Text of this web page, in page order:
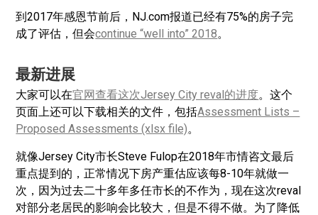
到2017年感恩节前后，NJ.com报道已经有75%的房子完
成了评估，但会continue “well into” 2018。
最新进展
大家可以在官网查看这次Jersey City reval的进度。这个
页面上还可以下载相关的文件，包括Assessment Lists –
Proposed Assessments (xlsx file)。
就像Jersey City市长Steve Fulop在2018年市情咨文最后
重点提到的，正常情况下房产重估应该每8-10年就做一
次，因为过去二十多年多任市长的不作为，现在这次reval
对部分老居民的影响会比较大，但是不得不做。为了降低